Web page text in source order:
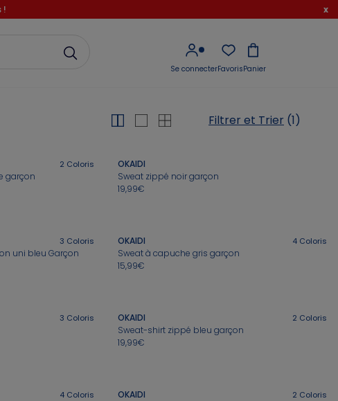
! x
Se connecter Panier
Favoris
Filtrer et Trier (1)
2 Coloris
garçon
OKAIDI
Sweat zippé noir garçon
19,99€
3 Coloris
uni bleu Garçon
OKAIDI 4 Coloris
Sweat à capuche gris garçon
15,99€
3 Coloris OKAIDI 2 Coloris
Sweat-shirt zippé bleu garçon
19,99€
4 Coloris OKAIDI 2 Coloris